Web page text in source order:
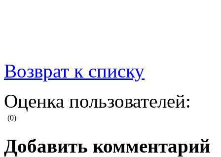
Возврат к списку
Оценка пользователей:
(0)
Добавить комментарий